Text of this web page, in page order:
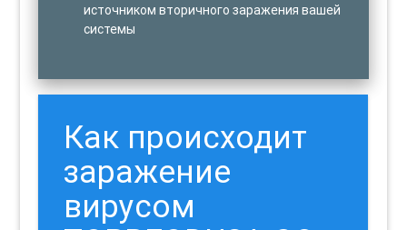
источником вторичного заражения вашей
системы
Как происходит
заражение
вирусом